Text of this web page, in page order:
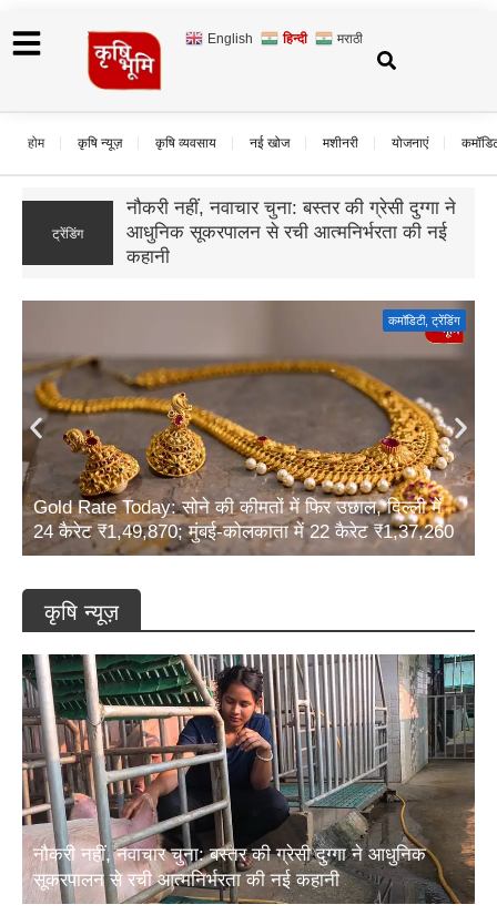
English हिन्दी मराठी
होम कृषि न्यूज़ कृषि व्यवसाय नई खोज मशीनरी योजनाएं
उड़द के दाम गिरे, बढ़ी बुवाई और सस्ते आयात का
असर; जानिए आगे कैसा रहेगा बाजार का हाल
Gold Rate Today: सोने की कीमतों में फिर उछाल, दिल्ली में
24 कैरेट ₹1,49,870; मुंबई-कोलकाता में 22 कैरेट ₹1,37,260
कृषि न्यूज़
नौकरी नहीं, नवाचार चुना: बस्तर की ग्रेसी दुग्गा ने आधुनिक
सूकरपालन से रची आत्मनिर्भरता की नई कहानी